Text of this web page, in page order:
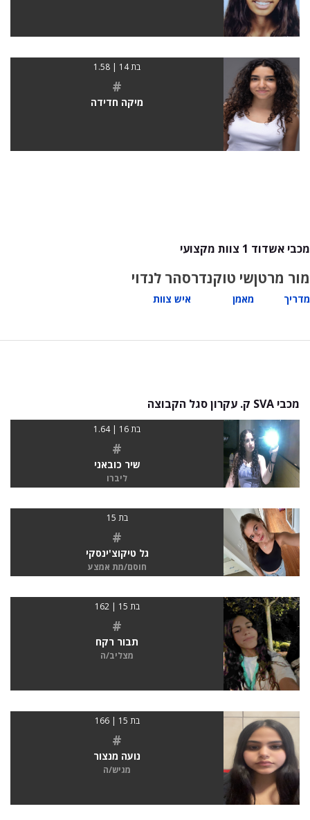
בת 14 | 1.58
#
מיקה חדידה
מכבי אשדוד 1 צוות מקצועי
מור מרטן
מדריך
שי טוקנדר
מאמן
סהר לנדוי
איש צוות
מכבי SVA ק. עקרון סגל הקבוצה
בת 16 | 1.64
#
שיר כובאני
ליברו
בת 15
#
גל טיקוצ'ינסקי
חוסם/מת אמצע
בת 15 | 162
#
תבור רקח
מצליב/ה
בת 15 | 166
#
נועה מנצור
מגיש/ה